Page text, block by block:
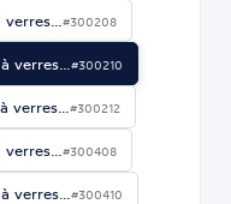
#300208
verres… #300210
verres… #300212
#300408
verres… #300410